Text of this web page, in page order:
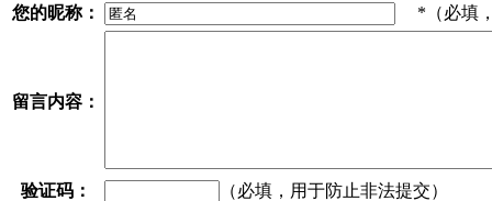
您的昵称：
*（必填
留言内容：
验证码： （必填，用于防止非法提交）